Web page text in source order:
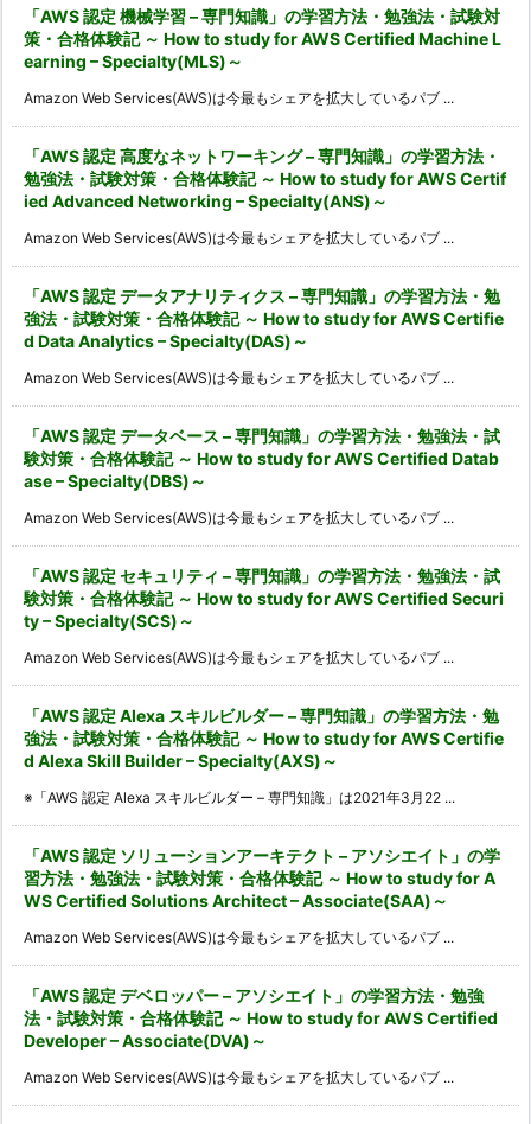
「AWS 認定 機械学習 – 専門知識」の学習方法・勉強法・試験対
策・合格体験記 ～ How to study for AWS Certified Machine L
earning – Specialty(MLS)～
Amazon Web Services(AWS)は今最もシェアを拡大しているパブ ...
「AWS 認定 高度なネットワーキング – 専門知識」の学習方法・
勉強法・試験対策・合格体験記 ～ How to study for AWS Certif
ied Advanced Networking – Specialty(ANS)～
Amazon Web Services(AWS)は今最もシェアを拡大しているパブ ...
「AWS 認定 データアナリティクス – 専門知識」の学習方法・勉
強法・試験対策・合格体験記 ～ How to study for AWS Certifie
d Data Analytics – Specialty(DAS)～
Amazon Web Services(AWS)は今最もシェアを拡大しているパブ ...
「AWS 認定 データベース – 専門知識」の学習方法・勉強法・試
験対策・合格体験記 ～ How to study for AWS Certified Datab
ase – Specialty(DBS)～
Amazon Web Services(AWS)は今最もシェアを拡大しているパブ ...
「AWS 認定 セキュリティ – 専門知識」の学習方法・勉強法・試
験対策・合格体験記 ～ How to study for AWS Certified Securi
ty – Specialty(SCS)～
Amazon Web Services(AWS)は今最もシェアを拡大しているパブ ...
「AWS 認定 Alexa スキルビルダー – 専門知識」の学習方法・勉
強法・試験対策・合格体験記 ～ How to study for AWS Certifie
d Alexa Skill Builder – Specialty(AXS)～
※「AWS 認定 Alexa スキルビルダー – 専門知識」は2021年3月22 ...
「AWS 認定 ソリューションアーキテクト – アソシエイト」の学
習方法・勉強法・試験対策・合格体験記 ～ How to study for A
WS Certified Solutions Architect – Associate(SAA)～
Amazon Web Services(AWS)は今最もシェアを拡大しているパブ ...
「AWS 認定 デベロッパー – アソシエイト」の学習方法・勉強
法・試験対策・合格体験記 ～ How to study for AWS Certified
Developer – Associate(DVA)～
Amazon Web Services(AWS)は今最もシェアを拡大しているパブ ...